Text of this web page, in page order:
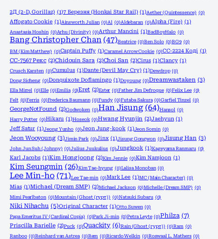
2Д (2-D, Gorillaz) (1)7 Березня (Honkai Star Rail) (1)Aether (Quintessence) (0)
Affogato Cookie (1)Ainsworth Julian (0)Al (0)Aldebaran (0)Alpha (Fire) (1)
Anastasia Hoshin (0)Arhu (Divinity) (0)Arthur Mancini (1)BadBoyHalo (0)
Bang Christopher Chan (47)Beatrice (0)Ben Solo (0)BG9 (0)
BM (Kim Matthew) (0)Captain Puffy (1)Caramel Arrow Cookie (0)CC-2224 Коді (1)
CC-7567 Рекс (2)Chidouin Sara (2)Choi San (2)Cirus (1)Clancy (1)
Crusch Karsten (0)Cumulus (1)Dante (Devil May Cry) (1)Dewdrop (0)
Dong Sicheng (0)Donquixote Doflamingo (1)Doyoung (0)Dreamwastaken (3)
Ella Mirrel (0)Elle (0)Emilia (0)Eret (2)Ester (0)Father Jim Defroque (0)Felix Lee (0)
Felt (0)Ferris (0)Frederica Baumann (0)Fundy (0)Futaba Sakura (0)Garfiel Tinzel (0)
GeorgeNotFound (2)Godwoken (0)Han Jisung (64)Hansol (0)
Harry Potter (0)Hikaru (1)Hoseok (0)Hwang Hyunjin (2)Jaehyun (1)
Jeff Satur (1)Jeong Yunho (0)Jeon Jung-kook (1)Jeon Somin (0)
Jeon Wooyoung (3)Jimin Park (0)Jinx (1)Jisung Gongwon (0)Jisung Han (3)
John Jun Suh (Johnny) (0)Julius Juukulius (0)Jungkook (1)Kageyama Ranmaru (0)
Karl Jacobs (1)Kim Hongjoong (2)Kim Jennie (0)Kim Namjoon (1)
Kim Seungmin (26)Kim Tae-hyung (0)Lalisa Monoban (0)
Lee Min-ho (71)Lee Tae-min (0)Mark Lee (1)MC (Main Character) (0)
Mias (1)Michael (Dream SMP) (2)Michael Jackson (0)Michelle (Dream SMP) (0)
Mimi Pearlbaton (0)Mountain (Ghost (гурт)) (0)Natsuki Subaru (0)
Niki Nihachu (5)Original Character (1)Otto Suwen (0)
Papa Emeritus IV (Cardinal Copia) (0)Park Ji-min (0)Petra Leyte (0)Philza (7)
Priscilla Barielle (2)Puck (0)Quackity (6)Rain (Ghost (гурт)) (0)Ram (0)
Ranboo (0)Reinhard van Astrea (0)Rem (0)Ricardo Welkin (0)Roswaal L. Mathers (0)